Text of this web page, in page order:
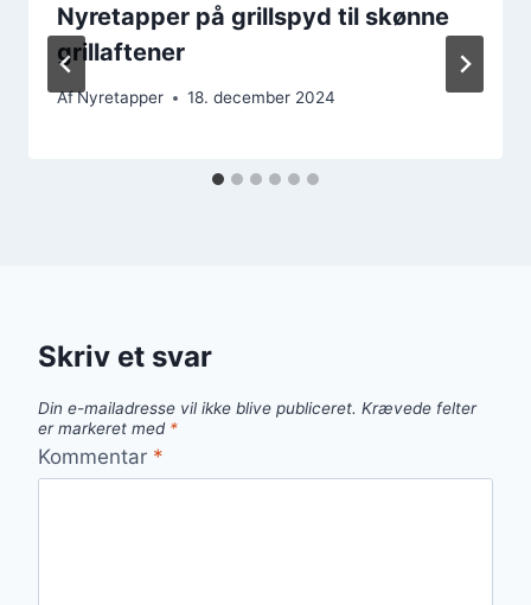
Nyretapper på grillspyd til skønne
grillaftener
AfNyretapper 18. december 2024
Skriv et svar
Din e-mailadresse vil ikke blive publiceret. Krævede felter
er markeret med *
Kommentar *